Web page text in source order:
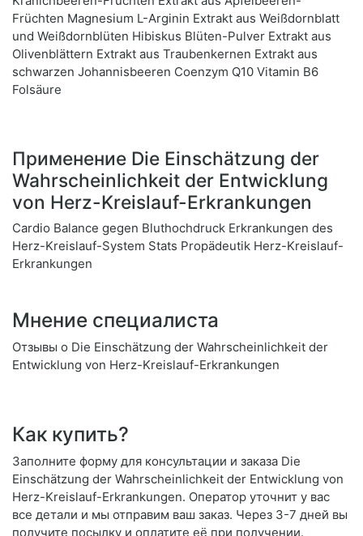
Früchten Magnesium L-Arginin Extrakt aus Weißdornblatt
und Weißdornblüten Hibiskus Blüten-Pulver Extrakt aus
Olivenblättern Extrakt aus Traubenkernen Extrakt aus
schwarzen Johannisbeeren Coenzym Q10 Vitamin B6
Folsäure
Применение Die Einschätzung der
Wahrscheinlichkeit der Entwicklung
von Herz-Kreislauf-Erkrankungen
Cardio Balance gegen Bluthochdruck Erkrankungen des
Herz-Kreislauf-System Stats Propädeutik Herz-Kreislauf-
Erkrankungen
Мнение специалиста
Отзывы о Die Einschätzung der Wahrscheinlichkeit der
Entwicklung von Herz-Kreislauf-Erkrankungen
Как купить?
Заполните форму для консультации и заказа Die
Einschätzung der Wahrscheinlichkeit der Entwicklung von
Herz-Kreislauf-Erkrankungen. Оператор уточнит у вас
все детали и мы отправим ваш заказ. Через 3-7 дней вы
получите посылку и оплатите её при получении.